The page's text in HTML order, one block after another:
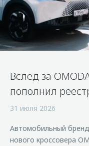
Страхование
Кредитный
Аксессуары
Оригинальные
Запчасти
Калькулятор трейд-ин
Клиентская
O&J Автоклуб
Клуб владельцев
Аксессуары
Одежда и сувениры
Запчасти
Обратная связь
Вслед за
пополнил
31 июля 2026
Автомобильный
нового кроссовера